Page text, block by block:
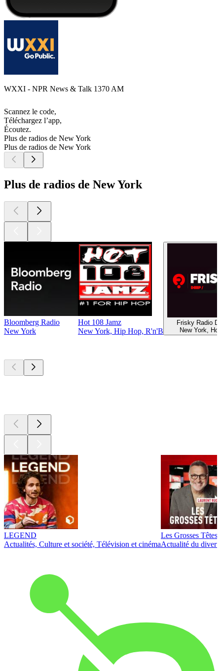
WXXI - NPR News & Talk 1370 AM
Scannez le code,
Téléchargez l’app,
Écoutez.
Plus de radios de New York
Plus de radios de New York
Plus de radios de New York
Bloomberg Radio
New York
Hot 108 Jamz
New York, Hip Hop, R'n'B
Frisky Radio
New York,
LEGEND
Actualités, Culture et société, Télévision et cinéma
Les Grosses Têtes
Actualité du